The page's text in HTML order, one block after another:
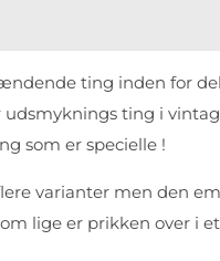
ting inden for
ting i
som er specielle !
varianter men den
lige er prikken over i